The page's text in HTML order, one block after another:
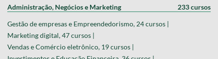
Administração, Negócios e Marketing 233 cursos
Gestão de empresas e Empreendedorismo, 24 cursos |
Marketing digital, 47 cursos |
Vendas e Comércio eletrônico, 19 cursos |